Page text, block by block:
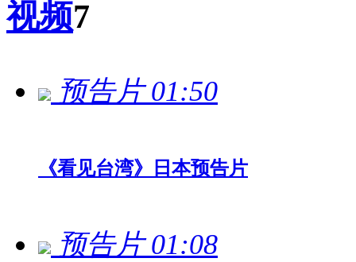
视频7
预告片 01:50
《看见台湾》日本预告片
预告片 01:08